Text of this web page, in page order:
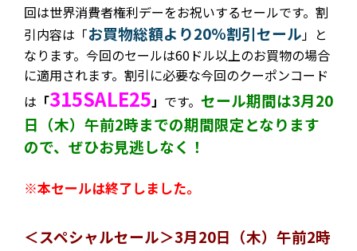
回は世界消費者権利デーをお祝いするセールです。 割
引内容は 「お買物総額より20%割引セール 」と
なります。今回のセールは60ドル以上のお買物の場合
に適用されます。割引に必要な今回のクーポンコード
は 「315SALE25 」 です。 セール期間は3月20
日（木）午前2時までの期間限定となります
ので、ぜひお見逃しなく！
※本セールは終了しました。
＜スペシャルセール＞3月20日（木）午前2時